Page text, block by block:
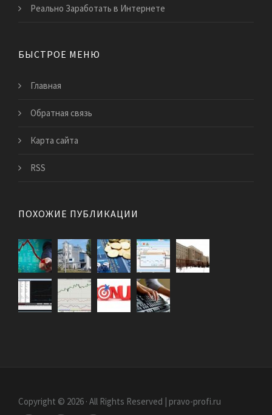
Реально Заработать в Интернете
БЫСТРОЕ МЕНЮ
Главная
Обратная связь
Карта сайта
RSS
ПОХОЖИЕ ПУБЛИКАЦИИ
Copyright © 2026 · All Rights Reserved | pravo-profi.ru